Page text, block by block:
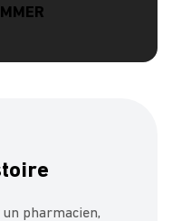
pharmacien,